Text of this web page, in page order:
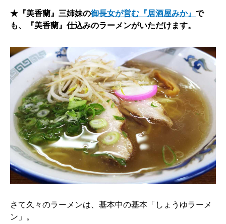
★『美香蘭』三姉妹の御長女が営む『居酒屋みか』 で
も、『美香蘭』仕込みのラーメンがいただけます。
さて久々のラーメンは、基本中の基本「しょうゆラーメ
ン」。